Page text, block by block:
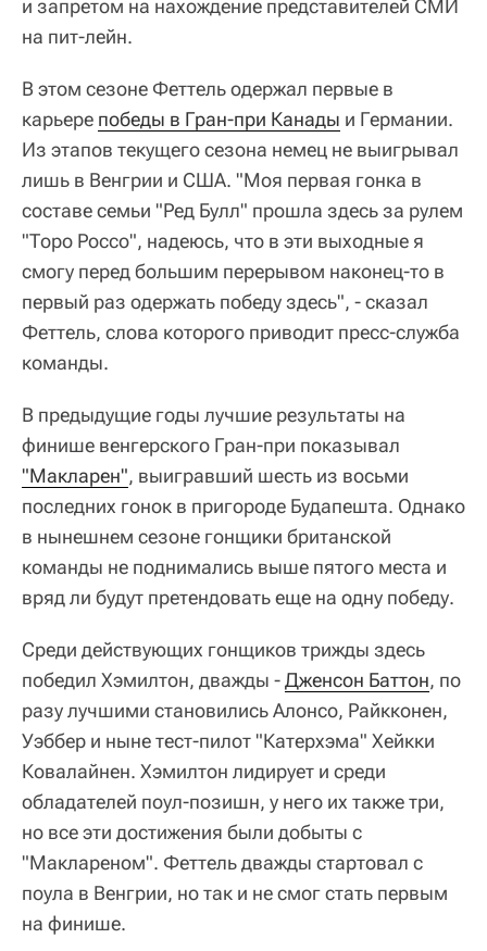
и запретом на нахождение представителей СМИ
на пит-лейн.
В этом сезоне Феттель одержал первые в
карьере победы в Гран-при Канады и Германии.
Из этапов текущего сезона немец не выигрывал
лишь в Венгрии и США. "Моя первая гонка в
составе семьи "Ред Булл" прошла здесь за рулем
"Торо Россо", надеюсь, что в эти выходные я
смогу перед большим перерывом наконец-то в
первый раз одержать победу здесь", - сказал
Феттель, слова которого приводит пресс-служба
команды.
В предыдущие годы лучшие результаты на
финише венгерского Гран-при показывал
"Макларен", выигравший шесть из восьми
последних гонок в пригороде Будапешта. Однако
в нынешнем сезоне гонщики британской
команды не поднимались выше пятого места и
вряд ли будут претендовать еще на одну победу.
Среди действующих гонщиков трижды здесь
победил Хэмилтон, дважды -Дженсон Баттон, по
разу лучшими становились Алонсо, Райкконен,
Уэббер и ныне тест-пилот "Катерхэма" Хейкки
Ковалайнен. Хэмилтон лидирует и среди
обладателей поул-позишн, у него их также три,
но все эти достижения были добыты с
"Маклареном". Феттель дважды стартовал с
поула в Венгрии, но так и не смог стать первым
на финише.